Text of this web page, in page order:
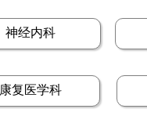
神经内科
康复医学科